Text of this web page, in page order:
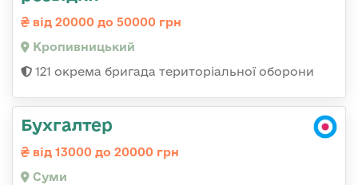
від 20000 до 50000 грн
Кропивницький
121 окрема бригада територіальної оборони
Бухгалтер
від 13000 до 20000 грн
Суми